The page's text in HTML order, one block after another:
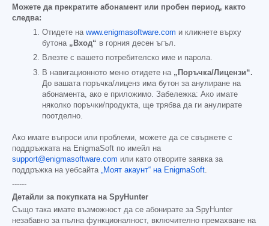
Можете да прекратите абонамент или пробен период, както
следва:
Отидете на www.enigmasoftware.com и кликнете върху
бутона „Вход“ в горния десен ъгъл.
Влезте с вашето потребителско име и парола.
В навигационното меню отидете на „Поръчка/Лицензи“.
До вашата поръчка/лиценз има бутон за анулиране на
абонамента, ако е приложимо. Забележка: Ако имате
няколко поръчки/продукта, ще трябва да ги анулирате
поотделно.
Ако имате въпроси или проблеми, можете да се свържете с
поддръжката на EnigmaSoft по имейл на
support@enigmasoftware.com или като отворите заявка за
поддръжка на уебсайта
„Моят акаунт“ на EnigmaSoft
------
Детайли за покупката на SpyHunter
Също така имате възможност да се абонирате за SpyHunter
незабавно за пълна функционалност, включително премахване на